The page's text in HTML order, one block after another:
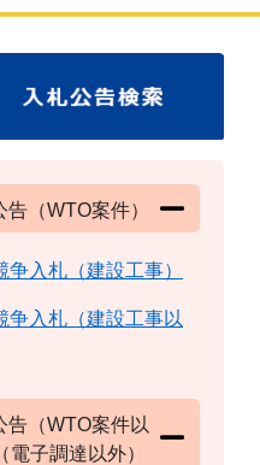
告（WTO案件）
争入札（建設工事）
争入札（建設工事以
告（WTO案件以
電子調達以外）